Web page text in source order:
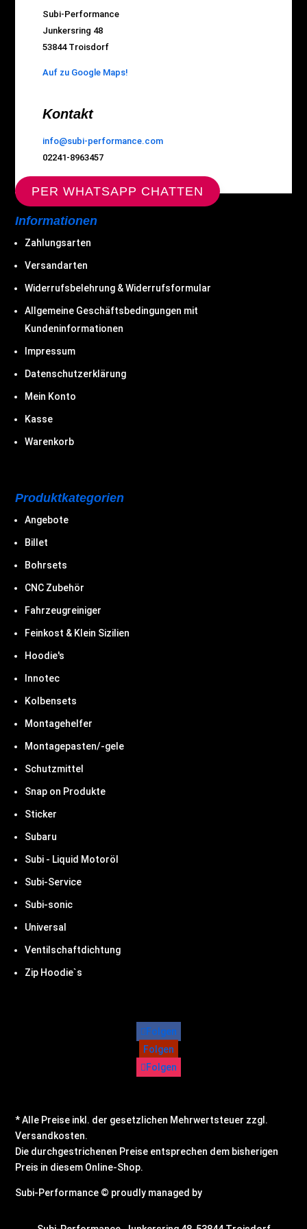
Subi-Performance
Junkersring 48
53844 Troisdorf
Auf zu Google Maps!
Kontakt
info@subi-performance.com
02241-8963457
PER WHATSAPP CHATTEN
Informationen
Zahlungsarten
Versandarten
Widerrufsbelehrung & Widerrufsformular
Allgemeine Geschäftsbedingungen mit
Kundeninformationen
Impressum
Datenschutzerklärung
Mein Konto
Kasse
Warenkorb
Produktkategorien
Angebote
Billet
Bohrsets
CNC Zubehör
Fahrzeugreiniger
Feinkost & Klein Sizilien
Hoodie's
Innotec
Kolbensets
Montagehelfer
Montagepasten/-gele
Schutzmittel
Snap on Produkte
Sticker
Subaru
Subi - Liquid Motoröl
Subi-Service
Subi-sonic
Universal
Ventilschaftdichtung
Zip Hoodie`s
Folgen
Folgen
Folgen
* Alle Preise inkl. der gesetzlichen Mehrwertsteuer zzgl.
Versandkosten.
Die durchgestrichenen Preise entsprechen dem bisherigen
Preis in diesem Online-Shop.
Subi-Performance © proudly managed by